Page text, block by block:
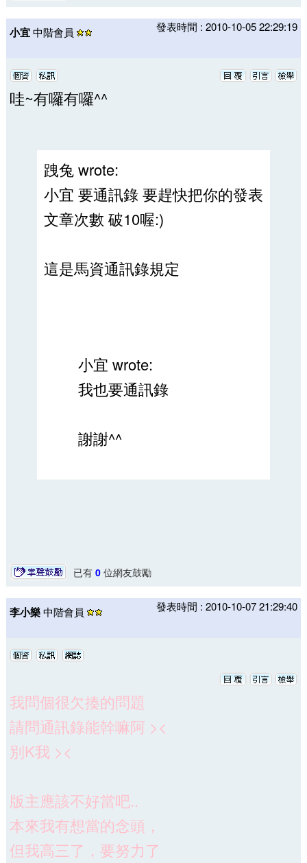
小宜中階會員 發表時間 : 2010-10-05 22:29:19
哇~有囉有囉^^
跩兔 wrote:
小宜 要通訊錄 要趕快把你的發表
文章次數 破10喔:)
這是馬資通訊錄規定
小宜 wrote:
我也要通訊錄
謝謝^^
已有 0位網友鼓勵
李小樂中階會員 發表時間 : 2010-10-07 21:29:40
我問個很欠揍的問題
請問通訊錄能幹嘛阿 ><
別K我 ><
版主應該不好當吧..
本來我有想當的念頭，
但我高三了，要努力了